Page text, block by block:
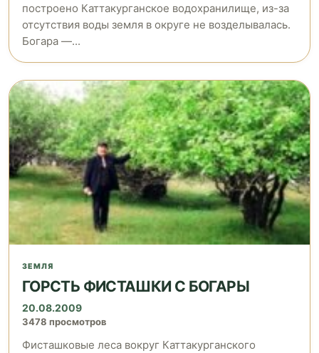
построено Каттакурганское водохранилище, из-за
отсутствия воды земля в округе не возделывалась.
Богара —...
ЗЕМЛЯ
ГОРСТЬ ФИСТАШКИ С БОГАРЫ
20.08.2009
3478 просмотров
Фисташковые леса вокруг Каттакурганского